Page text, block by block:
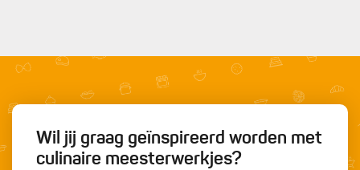
Wil jij graag geïnspireerd worden met
culinaire meesterwerkjes?